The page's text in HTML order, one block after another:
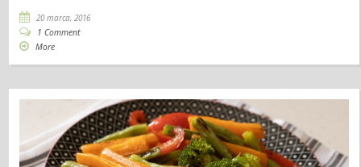
20 marca, 2016
1 Comment
More